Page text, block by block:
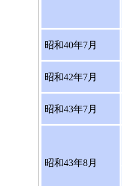
昭和40年7月
昭和42年7月
昭和43年7月
昭和43年8月